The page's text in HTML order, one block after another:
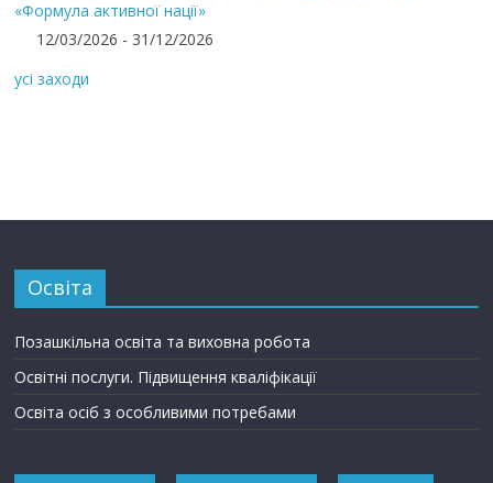
«Формула активної нації»
12/03/2026 - 31/12/2026
усі заходи
Освіта
Позашкільна освіта та виховна робота
Освітні послуги. Підвищення кваліфікації
Освіта осіб з особливими потребами